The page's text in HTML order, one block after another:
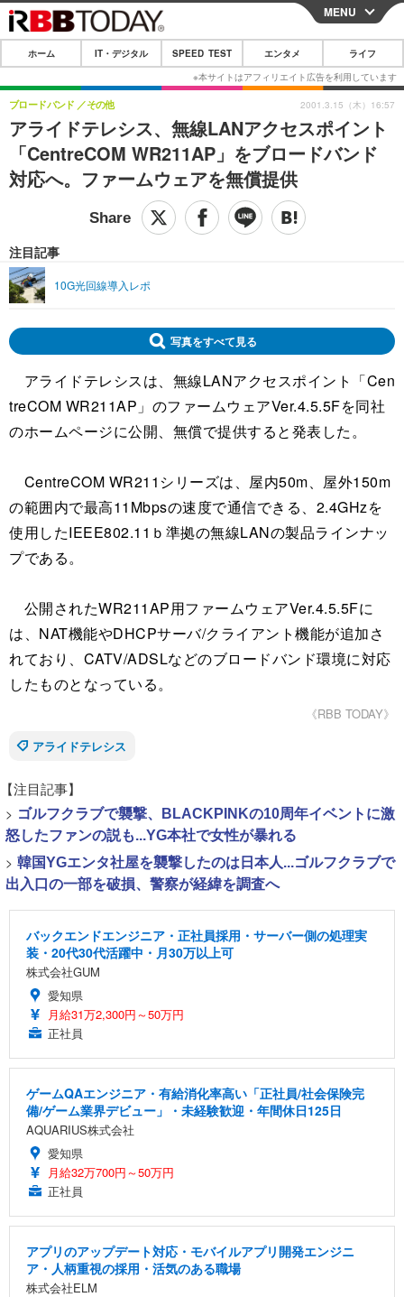
CLOSE
ホーム
IT・デジタル
IT・デジタルTOP スマートフォン
ネタ ガジェット・ツール
その他
SPEED TEST
エンタメ
エンタメTOP 映画・ドラマ
音楽
ショッピング その他
ペット
リリース一覧
プッシュ通知の停止方法
MENU
ホーム IT・デジタル SPEED TEST エンタメ ライフ
アライドテレシス、無線LANアクセスポイント
「CentreCOM WR211AP」をブロードバンド
対応へ。ファームウェアを無償提供
ブロードバンド その他
注目記事
10G光回線導入レポ
2001.3.15（木）16:57
写真をすべて見る
アライドテレシスは、無線LANアクセスポイント「Cen
treCOM WR211AP」のファームウェアVer.4.5.5Fを同社
のホームページに公開、無償で提供すると発表した。
CentreCOM WR211シリーズは、屋内50m、屋外150m
の範囲内で最高11Mbpsの速度で通信できる、2.4GHzを
使用したIEEE802.11ｂ準拠の無線LANの製品ラインナッ
プである。
公開されたWR211AP用ファームウェアVer.4.5.5Fに
は、NAT機能やDHCPサーバ/クライアント機能が追加さ
れており、CATV/ADSLなどのブロードバンド環境に対応
したものとなっている。
《RBB TODAY》
アライドテレシス
【注目記事】
> ゴルフクラブで襲撃、BLACKPINKの10周年イベントに激
怒したファンの説も...YG本社で女性が暴れる
> 韓国YGエンタ社屋を襲撃したのは日本人...ゴルフクラブで
出入口の一部を破損、警察が経緯を調査へ
バックエンドエンジニア・正社員採用・サーバー側の処理実
装・20代30代活躍中・月30万以上可
株式会社GUM
愛知県
月給31万2,300円～50万円
正社員
ゲームQAエンジニア・有給消化率高い「正社員/社会保険完
備/ゲーム業界デビュー」・未経験歓迎・年間休日125日
AQUARIUS株式会社
愛知県
月給32万700円～50万円
正社員
アプリのアップデート対応・モバイルアプリ開発エンジニ
ア・人柄重視の採用・活気のある職場
株式会社ELM